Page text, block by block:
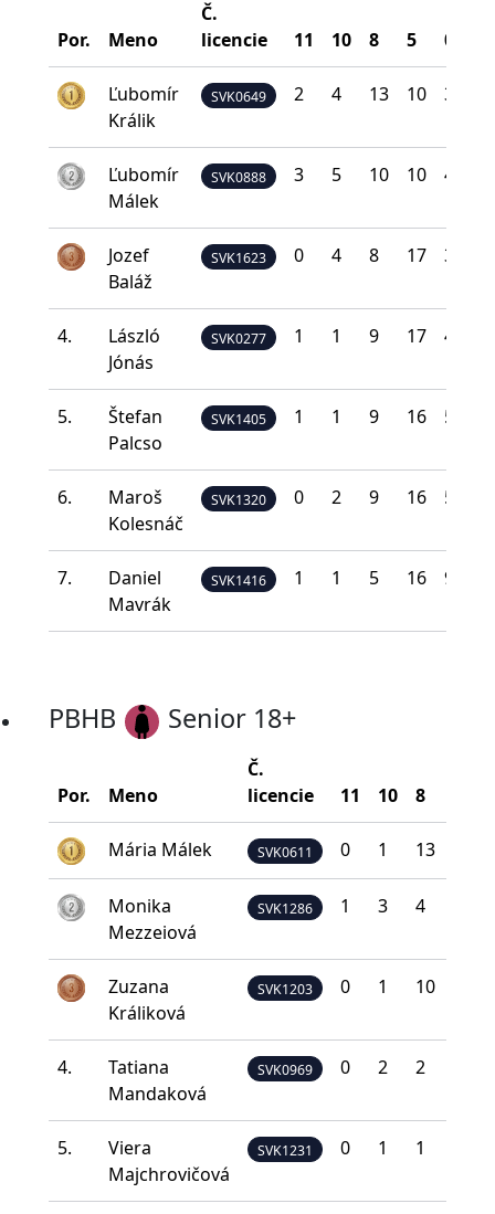
Por. Meno
Č.
licencie
11 10 8 5 0
Ľubomír
Králik
SVK0649 2 4 13 10 3
Ľubomír
Málek
SVK0888 3 5 10 10 4
Jozef
Baláž
SVK1623 0 4 8 17 3
4.
László
Jónás
SVK0277 1 1 9 17 4
5.
Štefan
Palcso
SVK1405 1 1 9 16 5
6.
Maroš
Kolesnáč
SVK1320 0 2 9 16 5
7.
Daniel
Mavrák
SVK1416 1 1 5 16 9
PBHB Senior 18+
Por. Meno
Č.
licencie
11 10 8
Mária Málek SVK0611 0 1 13
Monika
Mezzeiová
SVK1286 1 3 4
Zuzana
Králiková
SVK1203 0 1 10
4.
Tatiana
Mandaková
SVK0969 0 2 2
5.
Viera
Majchrovičová
SVK1231 0 1 1